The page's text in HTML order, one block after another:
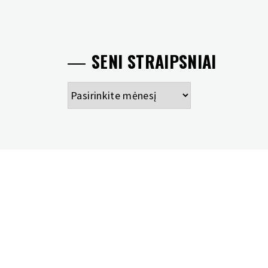
SENI STRAIPSNIAI
Seni
straipsniai